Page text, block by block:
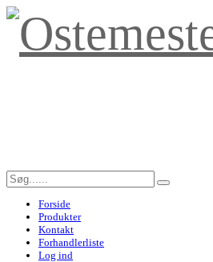
Forside
Produkter
Kontakt
Forhandlerliste
Log ind